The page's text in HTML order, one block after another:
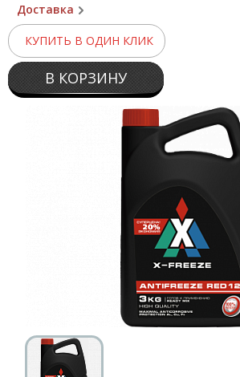
Доставка
КУПИТЬ В ОДИН КЛИК
В КОРЗИНУ